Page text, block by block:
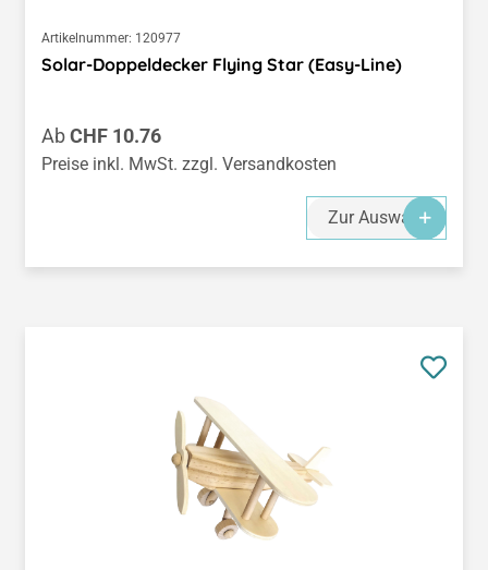
Artikelnummer: 120977
Solar-Doppeldecker Flying Star (Easy-Line)
Regulärer Preis:
AbCHF 10.76
Preise inkl. MwSt. zzgl. Versandkosten
Zur Auswahl